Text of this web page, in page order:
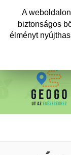
A
biztonságos
élményt